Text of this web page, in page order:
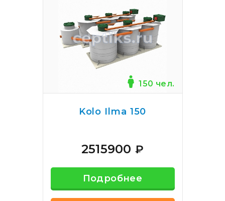
150 чел.
Kolo Ilma 150
2515900 ₽
Подробнее